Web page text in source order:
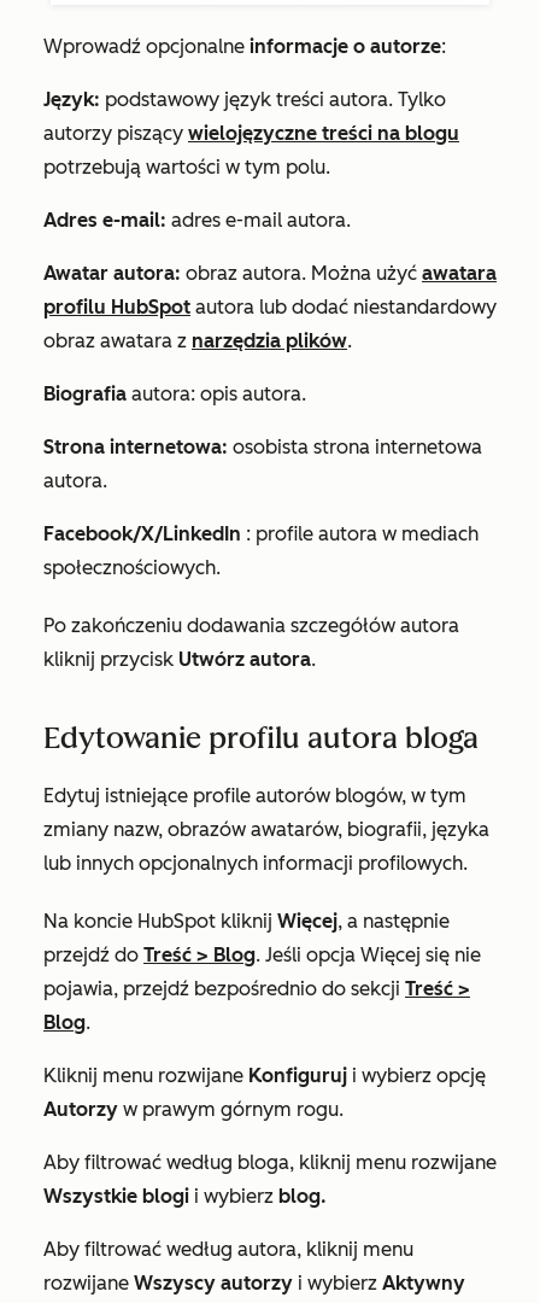
Wprowadź opcjonalne informacje o autorze:
Język: podstawowy język treści autora. Tylko
autorzy piszący wielojęzyczne treści na blogu
potrzebują wartości w tym polu.
Adres e-mail: adres e-mail autora.
Awatar autora: obraz autora. Można użyć awatara
profilu HubSpot autora lub dodać niestandardowy
obraz awatara z narzędzia plików.
Biografia autora: opis autora.
Strona internetowa: osobista strona internetowa
autora.
Facebook/X/LinkedIn : profile autora w mediach
społecznościowych.
Po zakończeniu dodawania szczegółów autora
kliknij przycisk Utwórz autora.
Edytowanie profilu autora bloga
Edytuj istniejące profile autorów blogów, w tym
zmiany nazw, obrazów awatarów, biografii, języka
lub innych opcjonalnych informacji profilowych.
Na koncie HubSpot kliknij Więcej, a następnie
przejdź do Treść > Blog. Jeśli opcja Więcej się nie
pojawia, przejdź bezpośrednio do sekcji Treść >
Blog.
Kliknij menu rozwijane Konfiguruj i wybierz opcję
Autorzy w prawym górnym rogu.
Aby filtrować według bloga, kliknij menu rozwijane
Wszystkie blogi i wybierz blog.
Aby filtrować według autora, kliknij menu
rozwijane Wszyscy autorzy i wybierz Aktywny